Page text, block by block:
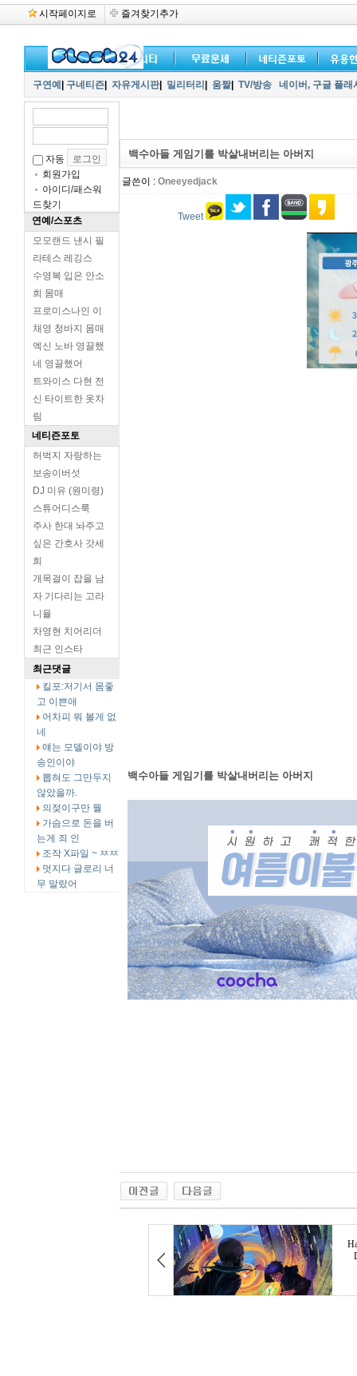
시작페이지로 즐겨찾기추가
구연예 구네티즌 자유게시판| 밀리터리 움짤| TV/방송 네이버, 구글 플
자동
회원가입
아이디/패스워
드찾기
연예/스포츠
모모랜드 낸시 필
라테스 레깅스
수영복 입은 안소
희 몸매
프로미스나인 이
채영 청바지 몸매
엑신 노바 영끌했
네 영끌했어
트와이스 다현 전
신 타이트한 옷차
림
네티즌포토
허벅지 자랑하는
보송이버섯
DJ 미유 (원미령)
스튜어디스룩
주사 한대 놔주고
싶은 간호사 갓세
희
개목걸이 잡을 남
자 기다리는 고라
니율
차영현 치어리더
최근 인스타
최근댓글
킬포:저기서 몸좋
고 이쁜애
어차피 뭐 볼게 없
네
얘는 모델이야 방
송인이야
뽑혀도 그만두지
않았을까.
의젖이구만 뭘
가슴으로 돈을 버
는게 죄 인
조작 X파일 ~ ㅉㅉ
멋지다 글로리 너
무 말랐어
백수아들 게임기를 박살내버리는 아버지
글쓴이 : Oneeyedjack
Tweet
백수아들 게임기를 박살내버리는 아버지